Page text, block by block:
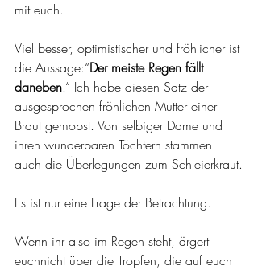
mit euch.
Viel besser, optimistischer und fröhlicher ist
die Aussage:“Der meiste Regen fällt
daneben.“ Ich habe diesen Satz der
ausgesprochen fröhlichen Mutter einer
Braut gemopst. Von selbiger Dame und
ihren wunderbaren Töchtern stammen
auch die Überlegungen zum Schleierkraut.
Es ist nur eine Frage der Betrachtung.
Wenn ihr also im Regen steht, ärgert
euchnicht über die Tropfen, die auf euch